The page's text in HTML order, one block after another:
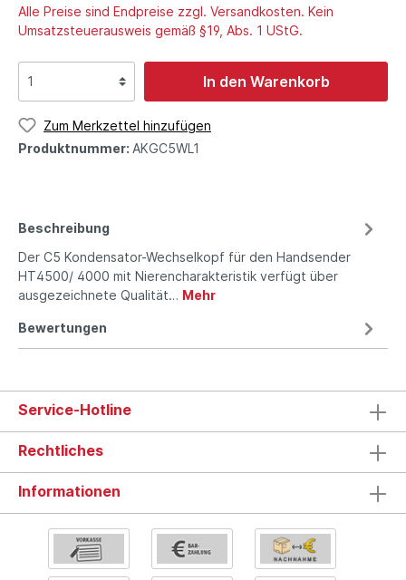
Alle Preise sind Endpreise zzgl. Versandkosten. Kein
Umsatzsteuerausweis gemäß §19, Abs. 1 UStG.
In den Warenkorb
Zum Merkzettel hinzufügen
Produktnummer: AKGC5WL1
Beschreibung
Der C5 Kondensator-Wechselkopf für den Handsender
HT4500/ 4000 mit Nierencharakteristik verfügt über
ausgezeichnete Qualität… Mehr
Bewertungen
Service-Hotline
Rechtliches
Informationen